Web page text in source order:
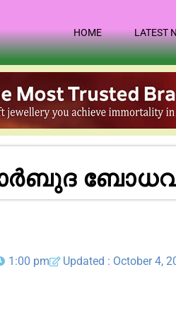
HOME LATEST
1:00 pm Updated : October 4,